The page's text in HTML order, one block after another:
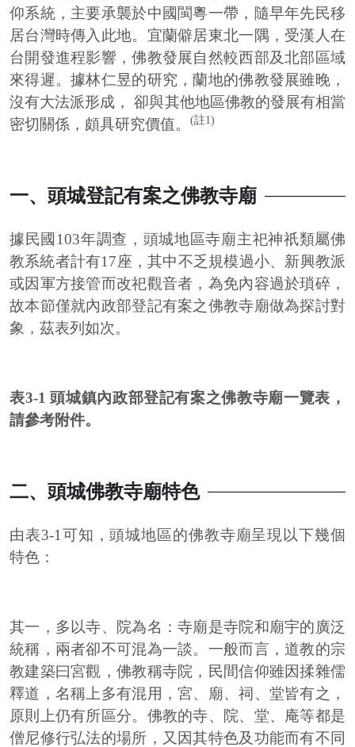
仰系統，主要承襲於中國閩粵一帶，隨早年先民移
居台灣時傳入此地。宜蘭僻居東北一隅，受漢人在
台開發進程影響，佛教發展自然較西部及北部區域
來得遲。據林仁昱的研究，蘭地的佛教發展雖晚，
沒有大法派形成， 卻與其他地區佛教的發展有相當
密切關係，頗具研究價值。
(註1)
一、頭城登記有案之佛教寺廟
據民國103年調查，頭城地區寺廟主祀神祇類屬佛
教系統者計有17座，其中不乏規模過小、新興教派
或因軍方接管而改祀觀音者，為免內容過於瑣碎，
故本節僅就內政部登記有案之佛教寺廟做為探討對
象，茲表列如次。
表3-1 頭城鎮內政部登記有案之佛教寺廟一覽表，
請參考附件。
二、頭城佛教寺廟特色
由表3-1可知，頭城地區的佛教寺廟呈現以下幾個
特色：
其一，多以寺、院為名：寺廟是寺院和廟宇的廣泛
統稱，兩者卻不可混為一談。一般而言，道教的宗
教建築曰宮觀，佛教稱寺院，民間信仰雖因揉雜儒
釋道，名稱上多有混用，宮、廟、祠、堂皆有之，
原則上仍有所區分。佛教的寺、院、堂、庵等都是
僧尼修行弘法的場所，又因其特色及功能而有不同